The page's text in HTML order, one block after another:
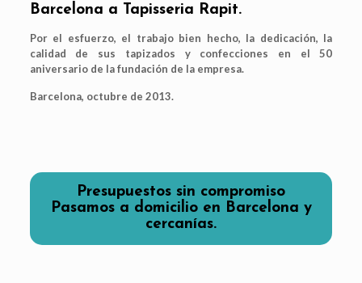
Barcelona a Tapisseria Rapit.
Por el esfuerzo, el trabajo bien hecho, la dedicación, la
calidad de sus tapizados y confecciones en el 50
aniversario de la fundación de la empresa.
Barcelona, octubre de 2013.
Presupuestos sin compromiso
Pasamos a domicilio en Barcelona y
cercanías.